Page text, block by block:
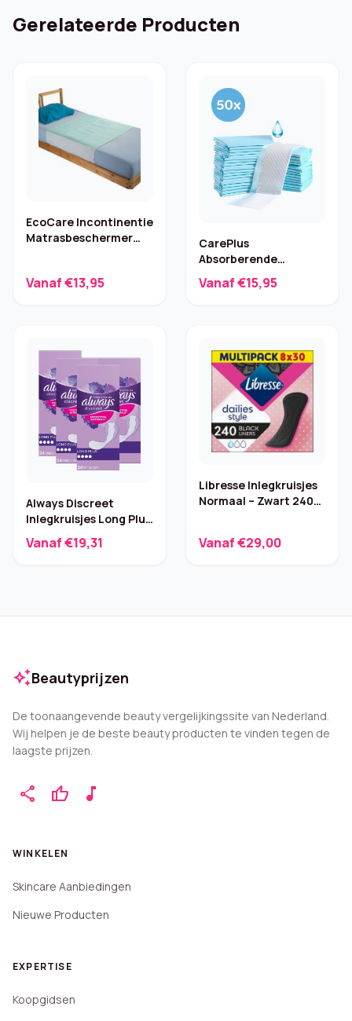
Gerelateerde Producten
EcoCare Incontinentie
Matrasbeschermer
Vanaf €13,95
CarePlus
Absorberende
60×40 cm (50 stuks)
Vanaf €15,95
Always Discreet
Inlegkruisjes Long Plus
Vanaf €19,31
Libresse Inlegkruisjes
Normaal – Zwart 240
Vanaf €29,00
auto_awesomeBeautyprijzen
De toonaangevende beauty vergelijkingssite van Nederland.
Wij helpen je de beste beauty producten te vinden tegen de
laagste prijzen.
share thumb_up music_note
WINKELEN
Skincare Aanbiedingen
Nieuwe Producten
EXPERTISE
Koopgidsen